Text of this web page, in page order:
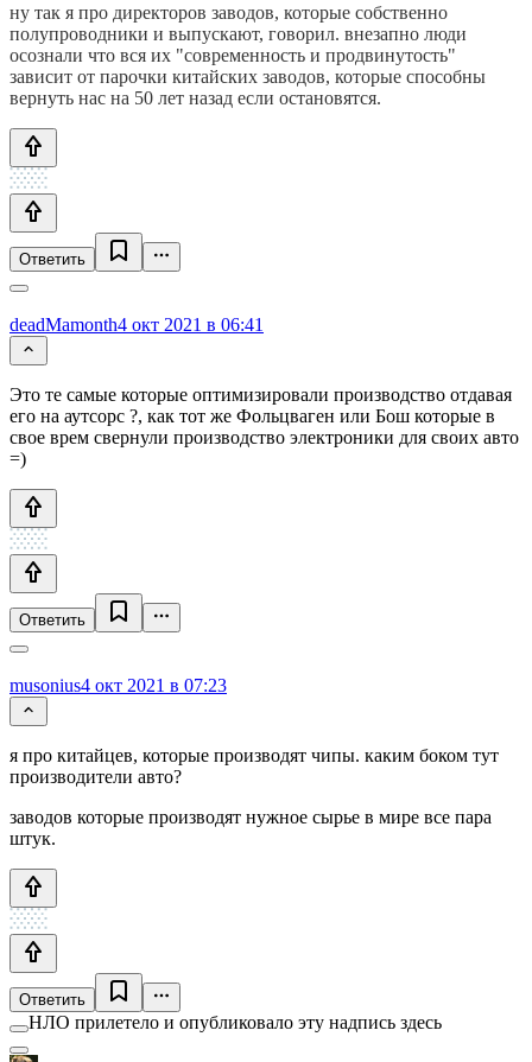
ну так я про директоров заводов, которые собственно
полупроводники и выпускают, говорил. внезапно люди
осознали что вся их "современность и продвинутость"
зависит от парочки китайских заводов, которые способны
вернуть нас на 50 лет назад если остановятся.
Ответить
deadMamonth4 окт 2021 в 06:41
Это те самые которые оптимизировали производство отдавая
его на аутсорс ?, как тот же Фольцваген или Бош которые в
свое врем свернули производство электроники для своих авто
=)
Ответить
musonius4 окт 2021 в 07:23
я про китайцев, которые производят чипы. каким боком тут
производители авто?
заводов которые производят нужное сырье в мире все пара
штук.
Ответить
НЛО прилетело и опубликовало эту надпись здесь